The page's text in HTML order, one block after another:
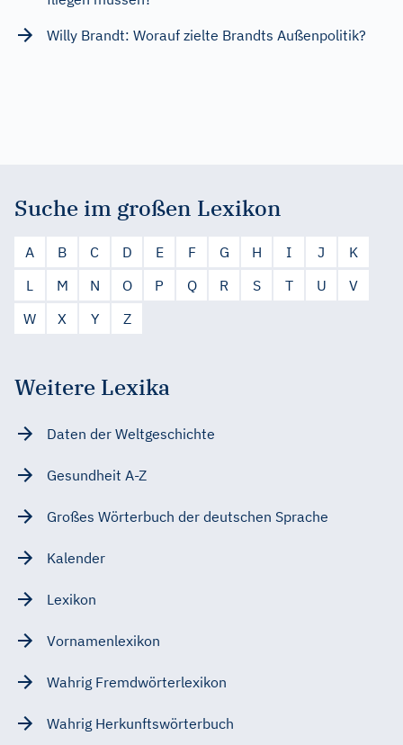
Willy Brandt: Worauf zielte Brandts Außenpolitik?
Suche im großen Lexikon
A B C D E F G H I J
K
L
M N O P Q R S T U
V
W
X Y Z
Weitere Lexika
Daten der Weltgeschichte
Gesundheit A-Z
Großes Wörterbuch der deutschen Sprache
Kalender
Lexikon
Vornamenlexikon
Wahrig Fremdwörterlexikon
Wahrig Herkunftswörterbuch